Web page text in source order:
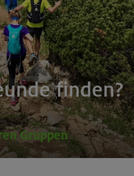
finden?
Gruppen